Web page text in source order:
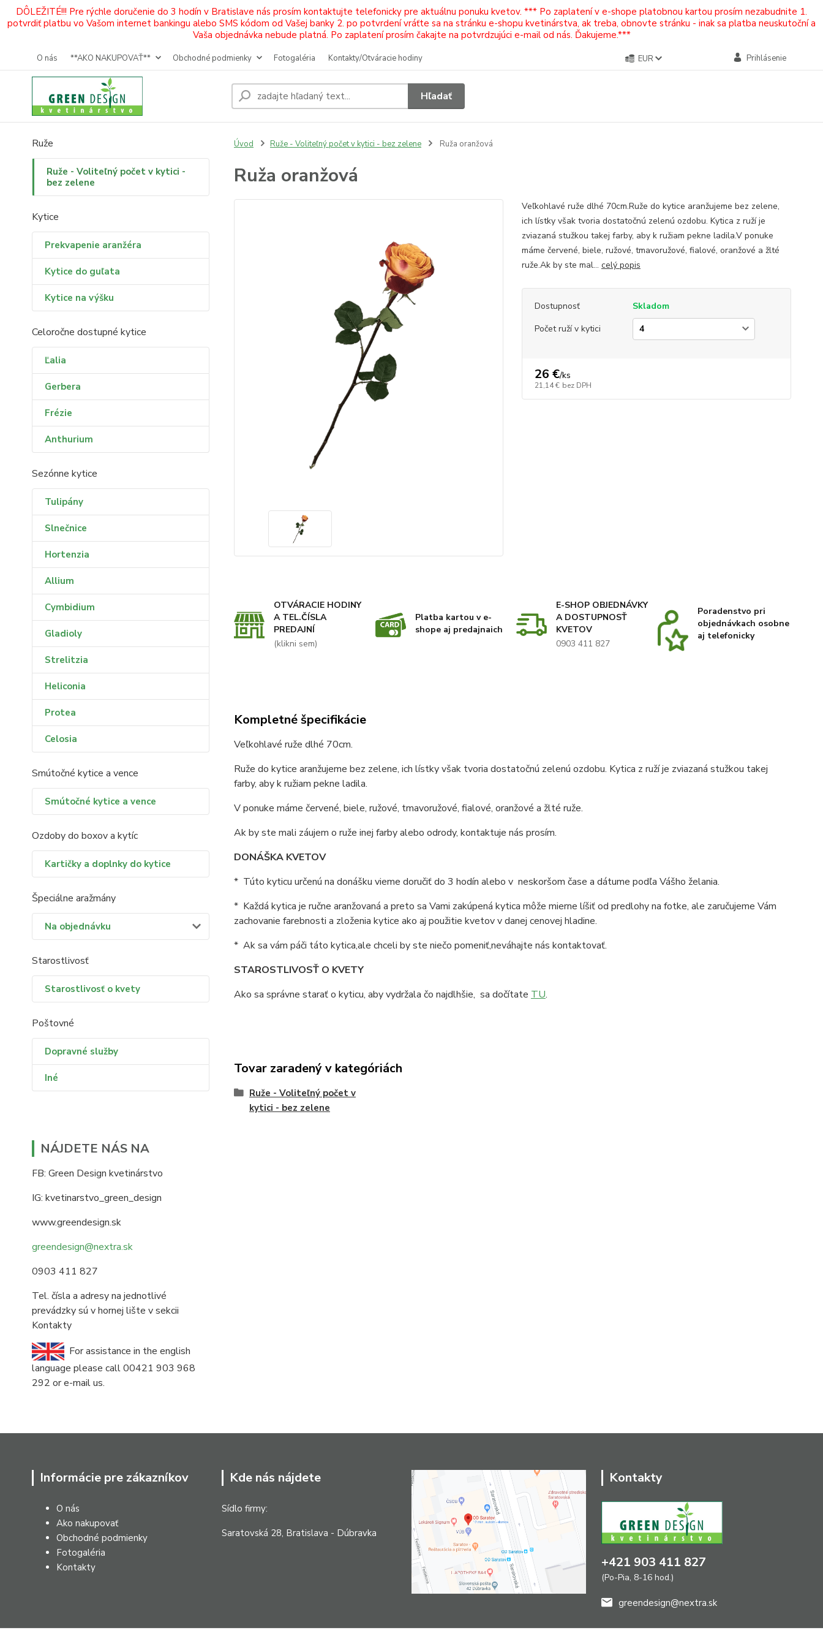
DÔLEŽITÉ!!! Pre rýchle doručenie do 3 hodín v Bratislave nás prosím kontaktujte telefonicky pre aktuálnu ponuku kvetov. *** Po zaplatení v e-shope platobnou kartou prosím nezabudnite 1.
potvrdiť platbu vo Vašom internet bankingu alebo SMS kódom od Vašej banky 2. po potvrdení vráťte sa na stránku e-shopu kvetinárstva, ak treba, obnovte stránku - inak sa platba neuskutoční a
Vaša objednávka nebude platná. Po zaplatení prosím čakajte na potvrdzujúci e-mail od nás. Ďakujeme.***
O nás **AKO NAKUPOVAŤ** Obchodné podmienky Fotogaléria Kontakty/Otváracie hodiny EUR Prihlásenie
Hľadať
Ruže
Ruže - Voliteľný počet v kytici -
bez zelene
Kytice
Prekvapenie aranžéra
Kytice do guľata
Kytice na výšku
Celoročne dostupné kytice
Ľalia
Gerbera
Frézie
Anthurium
Sezónne kytice
Tulipány
Slnečnice
Hortenzia
Allium
Cymbidium
Gladioly
Strelitzia
Heliconia
Protea
Celosia
Smútočné kytice a vence
Smútočné kytice a vence
Ozdoby do boxov a kytíc
Kartičky a doplnky do kytice
Špeciálne aražmány
Na objednávku
Starostlivosť
Starostlivosť o kvety
Poštovné
Dopravné služby
Iné
NÁJDETE NÁS NA
FB: Green Design kvetinárstvo
IG: kvetinarstvo_green_design
www.greendesign.sk
greendesign@nextra.sk
0903 411 827
Tel. čísla a adresy na jednotlivé
prevádzky sú v hornej lište v sekcii
Kontakty
For assistance in the english
language please call 00421 903 968
292 or e-mail us.
Úvod Ruže - Voliteľný počet v kytici - bez zelene Ruža oranžová
Ruža oranžová
Veľkohlavé ruže dlhé 70cm.Ruže do kytice aranžujeme bez zelene,
ich lístky však tvoria dostatočnú zelenú ozdobu. Kytica z ruží je
zviazaná stužkou takej farby, aby k ružiam pekne ladila.V ponuke
máme červené, biele, ružové, tmavoružové, fialové, oranžové a žlté
ruže.Ak by ste mal... celý popis
Dostupnosť
Skladom
Počet ruží v kytici
26 €/ks
21,14 € bez DPH
OTVÁRACIE HODINY
A TEL.ČÍSLA
PREDAJNÍ
(klikni sem)
Platba kartou v e-
shope aj predajnaich
E-SHOP OBJEDNÁVKY
A DOSTUPNOSŤ
KVETOV
0903 411 827
Poradenstvo pri
objednávkach osobne
aj telefonicky
Kompletné špecifikácie
Veľkohlavé ruže dlhé 70cm.
Ruže do kytice aranžujeme bez zelene, ich lístky však tvoria dostatočnú zelenú ozdobu. Kytica z ruží je zviazaná stužkou takej
farby, aby k ružiam pekne ladila.
V ponuke máme červené, biele, ružové, tmavoružové, fialové, oranžové a žlté ruže.
Ak by ste mali záujem o ruže inej farby alebo odrody, kontaktuje nás prosím.
DONÁŠKA KVETOV
* Túto kyticu určenú na donášku vieme doručiť do 3 hodín alebo v neskoršom čase a dátume podľa Vášho želania.
* Každá kytica je ručne aranžovaná a preto sa Vami zakúpená kytica môže mierne líšiť od predlohy na fotke, ale zaručujeme Vám
zachovanie farebnosti a zloženia kytice ako aj použitie kvetov v danej cenovej hladine.
* Ak sa vám páči táto kytica,ale chceli by ste niečo pomeniť,neváhajte nás kontaktovať.
STAROSTLIVOSŤ O KVETY
Ako sa správne starať o kyticu, aby vydržala čo najdlhšie, sa dočítate TU.
Tovar zaradený v kategóriách
Ruže - Voliteľný počet v
kytici - bez zelene
Informácie pre zákazníkov
O nás
Ako nakupovať
Obchodné podmienky
Fotogaléria
Kontakty
Kde nás nájdete
Sídlo firmy:
Saratovská 28, Bratislava - Dúbravka
Kontakty
+421 903 411 827
(Po-Pia, 8-16 hod.)
greendesign@nextra.sk